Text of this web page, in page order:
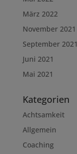
März 2022
November 2021
September 2021
Juni 2021
Mai 2021
Kategorien
Achtsamkeit
Allgemein
Coaching